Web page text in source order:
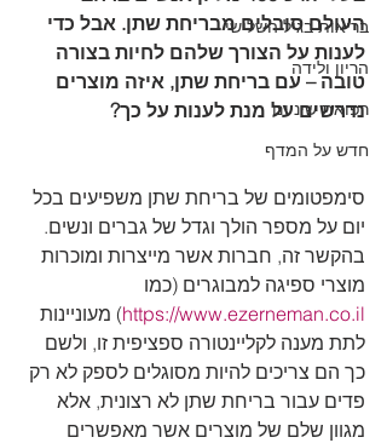
בריאות בגיל השלישי
הריון ולידה
רפואת שיניים
חדש על המדף
העולם סובלים מבריחת שתן. אבל כדי
לענות על הצורך שלהם לחיות בצורה
טובה – עם בריחת שתן, איזה מוצרים
נדרשים על מנת לענות על כך?
סימפטומים של בריחת שתן משפיעים בכל
יום על מספר הולך וגדל של גברים ונשים.
בהקשר זה, חברות אשר מייצרות ומוכרות
מוצרי ספיגה למבוגרים (כמו
https://www.ezerneman.co.il) מעוניינות
לתת מענה לקליינטורה ספציפית זו, ולשם
כך הם צריכים להיות מסוגלים לספק לא רק
פדים עבור בריחת שתן לא רצונית, אלא
מגוון שלם של מוצרים אשר מאפשרים